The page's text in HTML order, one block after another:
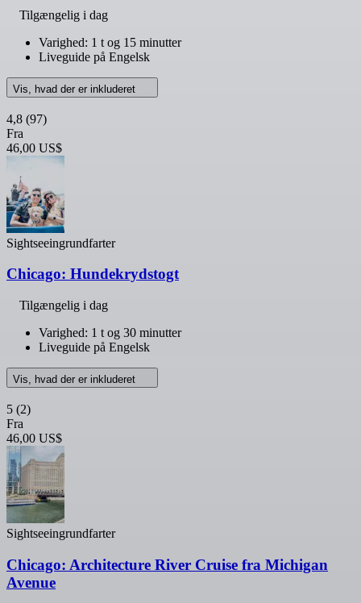
Tilgængelig i dag
Varighed: 1 t og 15 minutter
Liveguide på Engelsk
Vis, hvad der er inkluderet
4,8 (97)
Fra
46,00 US$
Sightseeingrundfarter
Chicago: Hundekrydstogt
Tilgængelig i dag
Varighed: 1 t og 30 minutter
Liveguide på Engelsk
Vis, hvad der er inkluderet
5 (2)
Fra
46,00 US$
Sightseeingrundfarter
Chicago: Architecture River Cruise fra Michigan
Avenue